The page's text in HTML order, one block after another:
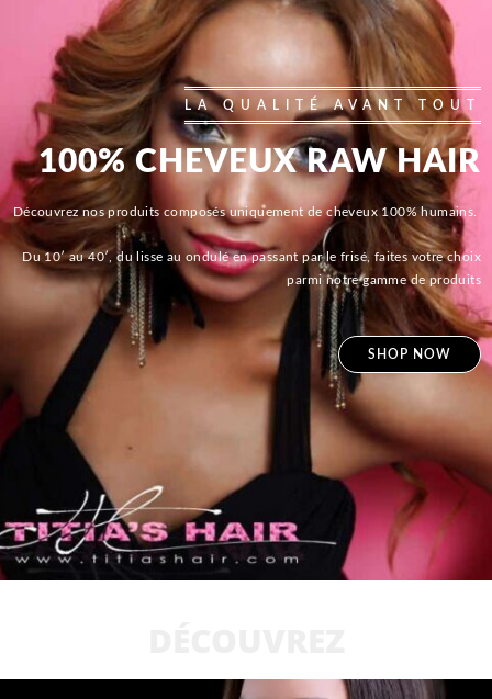
LA QUALITÉ AVANT TOUT
100% CHEVEUX RAW HAIR
Découvrez nos produits composés uniquement de cheveux 100% humains.
Du 10′ au 40′, du lisse au ondulé en passant par le frisé, faites votre choix
parmi notre gamme de produits
SHOP NOW